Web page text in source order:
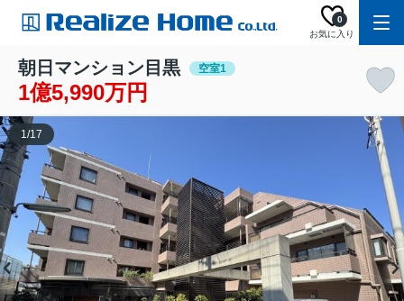
お気に入り
0
朝日マンション目黒 空室1
1億5,990万円
1/17